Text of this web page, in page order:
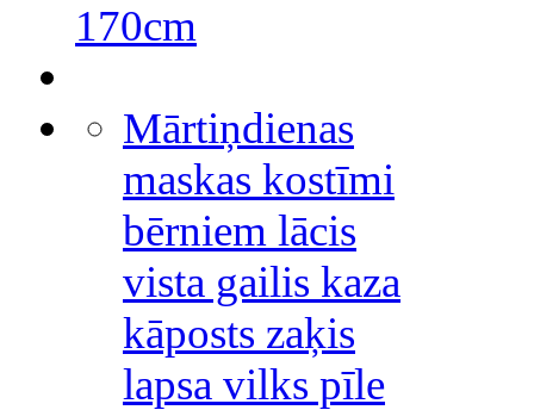
170cm
Mārtiņdienas
maskas kostīmi
bērniem lācis
vista gailis kaza
kāposts zaķis
lapsa vilks pīle